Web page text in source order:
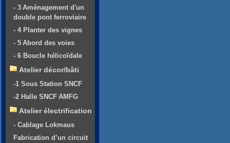
- 3 Aménagement d'un
double pont ferroviaire
- 4 Planter des vignes
- 5 Abord des voies
- 6 Boucle hélicoïdale
Atelier décor/bâti
-1 Sous Station SNCF
-2 Halle SNCF AMFG
Atelier électrification
- Cablage Lokmaus
Fabrication d’un circuit